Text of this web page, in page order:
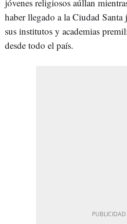
jóvenes religiosos aúllan
haber llegado a la Ciudad
sus institutos y academias
desde todo el país.